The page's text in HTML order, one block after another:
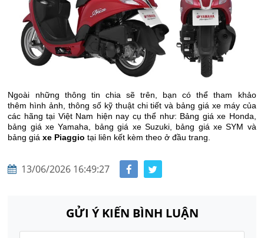
Ngoài những thông tin chia sẽ trên, bạn có thể tham khảo
thêm hình ảnh, thông số kỹ thuật chi tiết và bảng giá xe máy của
các hãng tại Việt Nam hiện nay cụ thể như: Bảng giá xe Honda,
bảng giá xe Yamaha, bảng giá xe Suzuki, bảng giá xe SYM và
bảng giáxe Piaggio tại liên kết kèm theo ở đầu trang.
13/06/2026 16:49:27
GỬI Ý KIẾN BÌNH LUẬN